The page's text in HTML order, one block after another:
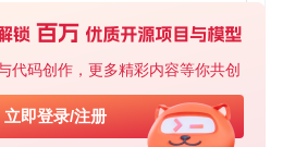
代码创作，更多精彩内容等你共创
立即登录/注册
RPGMakerDecrypter.Cli --
免费、本地、开源的 24/7 全天候 Cowork 应用，以及适用于 Gemini CLI、Claude Code、Codex、OpenCode、Qwen Code、Goose CLI、Auggie 等的 OpenClaw | 🌟 喜欢就点star吧
6